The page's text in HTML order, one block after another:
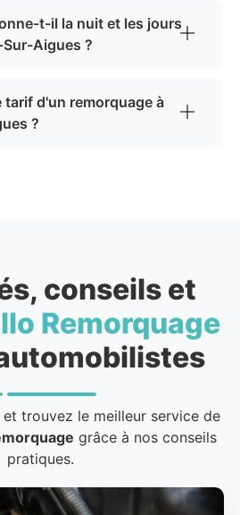
t-il la nuit et les jours
Aigues ?
tarif d'un remorquage à
?
conseils et
Remorquage
et trouvez le meilleur service de
grâce à nos conseils
pratiques.